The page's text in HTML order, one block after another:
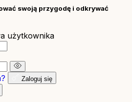
swoją przygodę i odkrywać
użytkownika
Zaloguj się